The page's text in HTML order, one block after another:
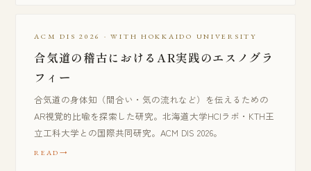
ACM DIS 2026 · WITH HOKKAIDO UNIVERSITY
合気道の稽古におけるAR実践のエスノグラ
フィー
合気道の身体知（間合い・気の流れなど）を伝えるための
AR視覚的比喩を探索した研究。北海道大学HCIラボ・KTH王
立工科大学との国際共同研究。ACM DIS 2026。
READ